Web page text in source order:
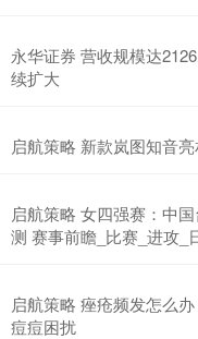
永华证券 营收规模达
续扩大
启航策略 新款岚图知音
启航策略 女四强赛：中
测 赛事前瞻_比赛_进攻_
启航策略 痤疮频发怎么
痘痘困扰